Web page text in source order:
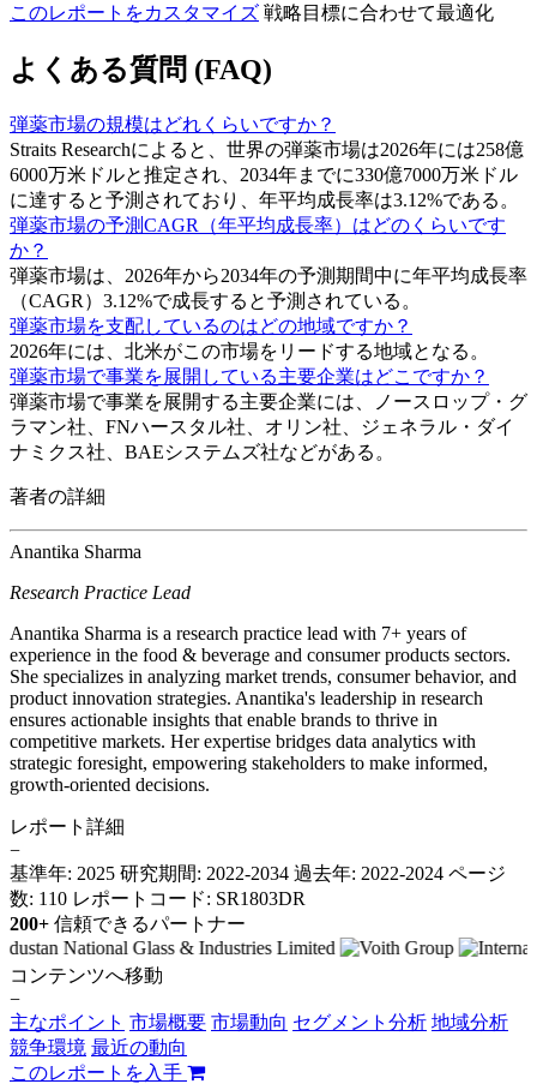
このレポートをカスタマイズ 戦略目標に合わせて最適化
よくある質問 (FAQ)
弾薬市場の規模はどれくらいですか？
Straits Researchによると、世界の弾薬市場は2026年には258億
6000万米ドルと推定され、2034年までに330億7000万米ドル
に達すると予測されており、年平均成長率は3.12%である。
弾薬市場の予測CAGR（年平均成長率）はどのくらいです
か？
弾薬市場は、2026年から2034年の予測期間中に年平均成長率
（CAGR）3.12%で成長すると予測されている。
弾薬市場を支配しているのはどの地域ですか？
2026年には、北米がこの市場をリードする地域となる。
弾薬市場で事業を展開している主要企業はどこですか？
弾薬市場で事業を展開する主要企業には、ノースロップ・グ
ラマン社、FNハースタル社、オリン社、ジェネラル・ダイ
ナミクス社、BAEシステムズ社などがある。
著者の詳細
Anantika Sharma
Research Practice Lead
Anantika Sharma is a research practice lead with 7+ years of
experience in the food & beverage and consumer products sectors.
She specializes in analyzing market trends, consumer behavior, and
product innovation strategies. Anantika's leadership in research
ensures actionable insights that enable brands to thrive in
competitive markets. Her expertise bridges data analytics with
strategic foresight, empowering stakeholders to make informed,
growth-oriented decisions.
レポート詳細
−
基準年: 2025 研究期間: 2022-2034 過去年: 2022-2024 ページ
数: 110 レポートコード: SR1803DR
200+ 信頼できるパートナー
コンテンツへ移動
−
主なポイント 市場概要 市場動向 セグメント分析 地域分析
競争環境 最近の動向
このレポートを入手